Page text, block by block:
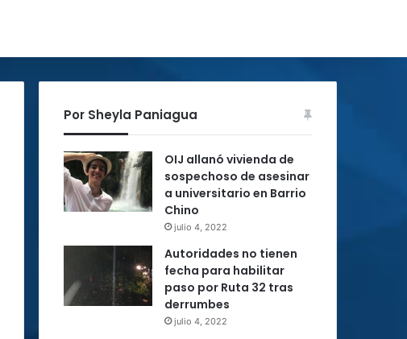
Por Sheyla Paniagua
OIJ allanó vivienda de
sospechoso de asesinar
a universitario en Barrio
Chino
julio 4, 2022
Autoridades no tienen
fecha para habilitar
paso por Ruta 32 tras
derrumbes
julio 4, 2022